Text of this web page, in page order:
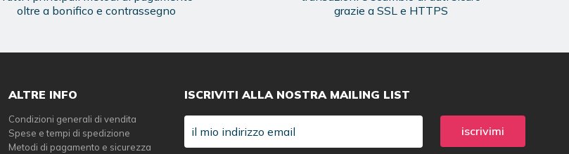
oltre a bonifico e contrassegno
grazie a SSL e HTTPS
ALTRE INFO
Condizioni generali di vendita
Spese e tempi di spedizione
Metodi di pagamento e sicurezza
ISCRIVITI ALLA NOSTRA MAILING LIST